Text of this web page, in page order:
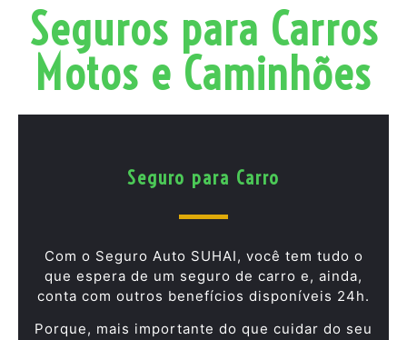
Seguros para Carros
Motos e Caminhões
Seguro para Carro
Com o Seguro Auto SUHAI, você tem tudo o
que espera de um seguro de carro e, ainda,
conta com outros benefícios disponíveis 24h.
Porque, mais importante do que cuidar do seu